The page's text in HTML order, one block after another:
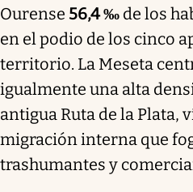
Ourense 56,4 ‰ de los
en el podio de los cinco
territorio. La Meseta
igualmente una alta
antigua Ruta de la Plata,
migración interna que
trashumantes y